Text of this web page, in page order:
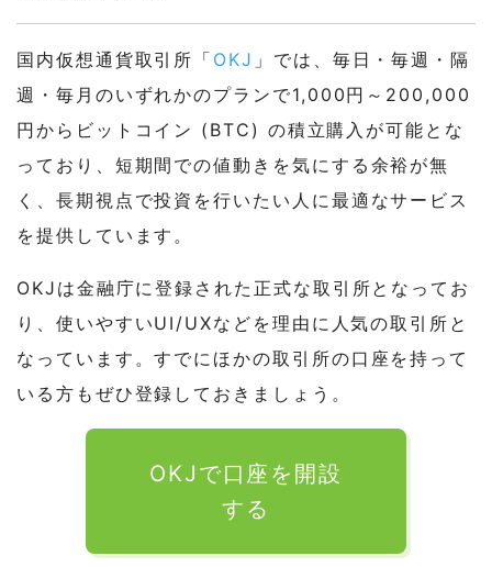
国内仮想通貨取引所「 OKJ 」では、毎日・毎週・隔
週・毎月のいずれかのプランで1,000円～200,000
円からビットコイン (BTC) の積立購入が可能とな
っており、短期間での値動きを気にする余裕が無
く、長期視点で投資を行いたい人に最適なサービス
を提供しています。
OKJは金融庁に登録された正式な取引所となってお
り、使いやすいUI/UXなどを理由に人気の取引所と
なっています。すでにほかの取引所の口座を持って
いる方もぜひ登録しておきましょう。
OKJで口座を開設
する